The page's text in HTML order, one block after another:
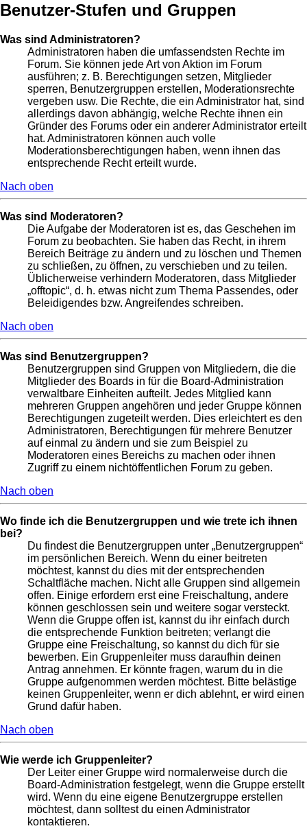
Benutzer-Stufen und Gruppen
Was sind Administratoren?
Administratoren haben die umfassendsten Rechte im
Forum. Sie können jede Art von Aktion im Forum
ausführen; z. B. Berechtigungen setzen, Mitglieder
sperren, Benutzergruppen erstellen, Moderationsrechte
vergeben usw. Die Rechte, die ein Administrator hat, sind
allerdings davon abhängig, welche Rechte ihnen ein
Gründer des Forums oder ein anderer Administrator erteilt
hat. Administratoren können auch volle
Moderationsberechtigungen haben, wenn ihnen das
entsprechende Recht erteilt wurde.
Nach oben
Was sind Moderatoren?
Die Aufgabe der Moderatoren ist es, das Geschehen im
Forum zu beobachten. Sie haben das Recht, in ihrem
Bereich Beiträge zu ändern und zu löschen und Themen
zu schließen, zu öffnen, zu verschieben und zu teilen.
Üblicherweise verhindern Moderatoren, dass Mitglieder
„offtopic“, d. h. etwas nicht zum Thema Passendes, oder
Beleidigendes bzw. Angreifendes schreiben.
Nach oben
Was sind Benutzergruppen?
Benutzergruppen sind Gruppen von Mitgliedern, die die
Mitglieder des Boards in für die Board-Administration
verwaltbare Einheiten aufteilt. Jedes Mitglied kann
mehreren Gruppen angehören und jeder Gruppe können
Berechtigungen zugeteilt werden. Dies erleichtert es den
Administratoren, Berechtigungen für mehrere Benutzer
auf einmal zu ändern und sie zum Beispiel zu
Moderatoren eines Bereichs zu machen oder ihnen
Zugriff zu einem nichtöffentlichen Forum zu geben.
Nach oben
Wo finde ich die Benutzergruppen und wie trete ich ihnen
bei?
Du findest die Benutzergruppen unter „Benutzergruppen“
im persönlichen Bereich. Wenn du einer beitreten
möchtest, kannst du dies mit der entsprechenden
Schaltfläche machen. Nicht alle Gruppen sind allgemein
offen. Einige erfordern erst eine Freischaltung, andere
können geschlossen sein und weitere sogar versteckt.
Wenn die Gruppe offen ist, kannst du ihr einfach durch
die entsprechende Funktion beitreten; verlangt die
Gruppe eine Freischaltung, so kannst du dich für sie
bewerben. Ein Gruppenleiter muss daraufhin deinen
Antrag annehmen. Er könnte fragen, warum du in die
Gruppe aufgenommen werden möchtest. Bitte belästige
keinen Gruppenleiter, wenn er dich ablehnt, er wird einen
Grund dafür haben.
Nach oben
Wie werde ich Gruppenleiter?
Der Leiter einer Gruppe wird normalerweise durch die
Board-Administration festgelegt, wenn die Gruppe erstellt
wird. Wenn du eine eigene Benutzergruppe erstellen
möchtest, dann solltest du einen Administrator
kontaktieren.